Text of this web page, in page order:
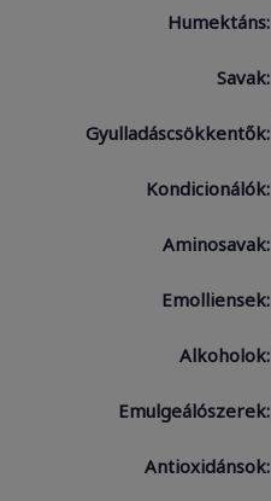
Humektáns:
Savak:
Gyulladáscsökkentők:
Kondicionálók:
Aminosavak:
Emolliensek:
Alkoholok:
Emulgeálószerek:
Antioxidánsok: